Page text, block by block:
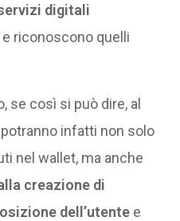
digitali
e riconoscono quelli
se così si può dire, al
infatti non solo
nel wallet, ma anche
creazione di
dell’utente e